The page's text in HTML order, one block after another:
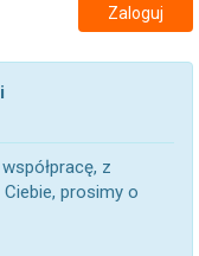
Zaloguj
z
prosimy o